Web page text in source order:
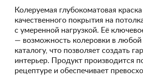
Колеруемая глубокоматовая
качественного покрытия на
с умеренной нагрузкой. Её
— возможность колеровки в любой
каталогу, что позволяет создать
интерьер. Продукт производится
рецептуре и обеспечивает